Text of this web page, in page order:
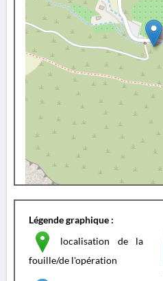
Légende graphique :
localisation de la
fouille/de l'opération